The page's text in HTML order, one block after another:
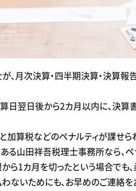
、月次決算・四半期決算・決算報
日翌日後から2カ月以内に、決算
加算税などのペナルティが課せら
る山田祥吾税理士事務所なら、ペ
ら1カ月を切ったという場合でも
ないためにも、お早めのご連絡を